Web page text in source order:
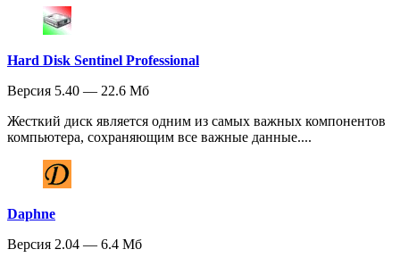
Hard Disk Sentinel Professional
Версия 5.40 — 22.6 Мб
Жесткий диск является одним из самых важных компонентов
компьютера, сохраняющим все важные данные....
Daphne
Версия 2.04 — 6.4 Мб